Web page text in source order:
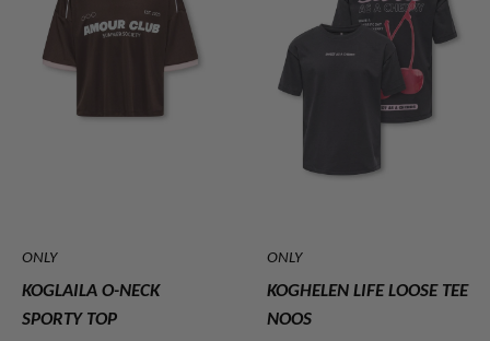
ONLY
KOGLAILA O-NECK
SPORTY TOP
ONLY
KOGHELEN LIFE LOOSE TEE
NOOS